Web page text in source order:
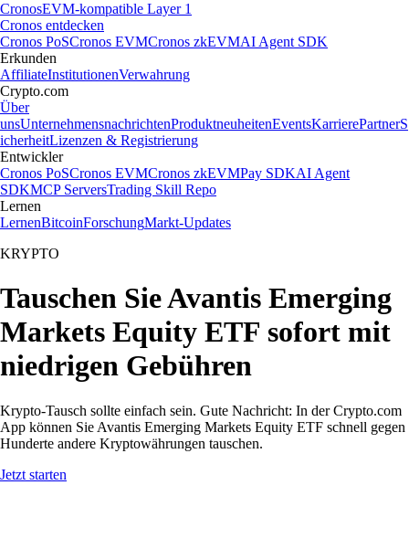
CronosEVM-kompatible Layer 1
Cronos entdecken
Cronos PoSCronos EVMCronos zkEVMAI Agent SDK
Erkunden
AffiliateInstitutionenVerwahrung
Crypto.com
Über
unsUnternehmensnachrichtenProduktneuheitenEventsKarrierePartnerS
icherheitLizenzen & Registrierung
Entwickler
Cronos PoSCronos EVMCronos zkEVMPay SDKAI Agent
SDKMCP ServersTrading Skill Repo
Lernen
LernenBitcoinForschungMarkt-Updates
KRYPTO
Tauschen Sie Avantis Emerging
Markets Equity ETF sofort mit
niedrigen Gebühren
Krypto-Tausch sollte einfach sein. Gute Nachricht: In der Crypto.com
App können Sie Avantis Emerging Markets Equity ETF schnell gegen
Hunderte andere Kryptowährungen tauschen.
Jetzt starten